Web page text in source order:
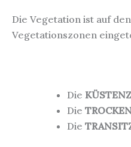
Die Vegetation ist auf
Vegetationszonen
Die
Die
Die